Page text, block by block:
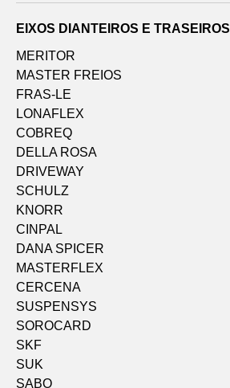
EIXOS DIANTEIROS E TRASEIROS
MERITOR
MASTER FREIOS
FRAS-LE
LONAFLEX
COBREQ
DELLA ROSA
DRIVEWAY
SCHULZ
KNORR
CINPAL
DANA SPICER
MASTERFLEX
CERCENA
SUSPENSYS
SOROCARD
SKF
SUK
SABO